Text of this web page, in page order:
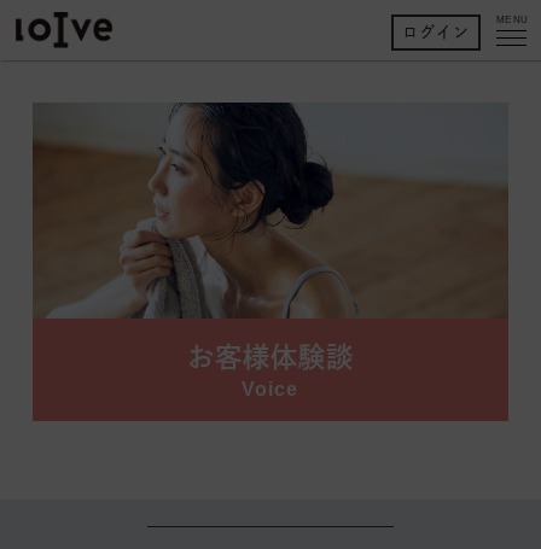
MENU
ログイン
お客様体験談
Voice